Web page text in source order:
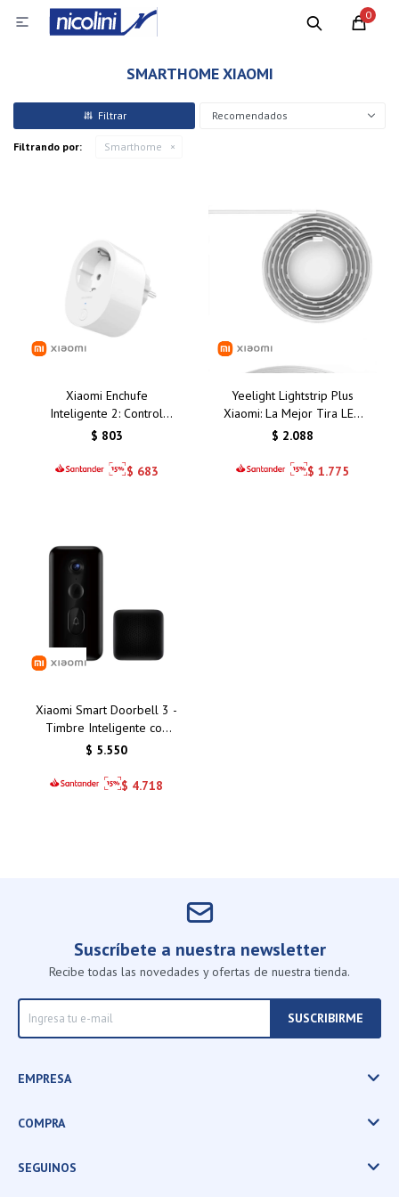
0

SMARTHOME XIAOMI
Recomendados
Filtrando por: Smarthome
Xiaomi Enchufe
Inteligente 2: Control
Remoto y Eficiencia
Inteligente en Uruguay
$ 803
$ 683
Yeelight Lightstrip Plus
Xiaomi: La Mejor Tira LED
Inteligente con Control de
Uruguay
$ 2.088
$ 1.775
Xiaomi Smart Doorbell 3 -
Timbre Inteligente con
Cámara HD, Visión
Wi-Fi
$ 5.550
$ 4.718
Suscríbete a nuestra newsletter
Recibe todas las novedades y ofertas de nuestra tienda.
SUSCRIBIRME
EMPRESA
COMPRA
SEGUINOS